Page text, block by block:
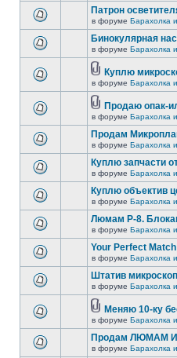
Патрон
в форуме Барахолка
Бинокулярная
в форуме Барахолка
Куплю
в форуме Барахолка
Продаю опак-
в форуме Барахолка
Продам
в форуме Барахолка
Куплю запчасти
в форуме Барахолка
Куплю объектив
в форуме Барахолка
Люмам Р-8.
в форуме Барахолка
Your Perfect
в форуме Барахолка
Штатив
в форуме Барахолка
Меняю 10-ку
в форуме Барахолка
Продам ЛЮМАМ
в форуме Барахолка